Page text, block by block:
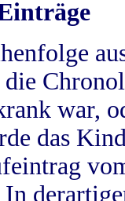
war,
das